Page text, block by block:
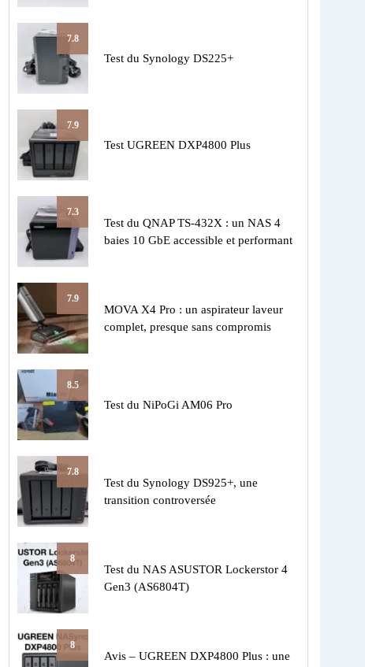
7.8
Test du Synology DS225+
7.9
Test UGREEN DXP4800 Plus
7.3
Test du QNAP TS-432X : un NAS 4
baies 10 GbE accessible et performant
7.9
MOVA X4 Pro : un aspirateur laveur
complet, presque sans compromis
8.5
Test du NiPoGi AM06 Pro
7.8
Test du Synology DS925+, une
transition controversée
8
Test du NAS ASUSTOR Lockerstor 4
Gen3 (AS6804T)
8
Avis – UGREEN DXP4800 Plus : une